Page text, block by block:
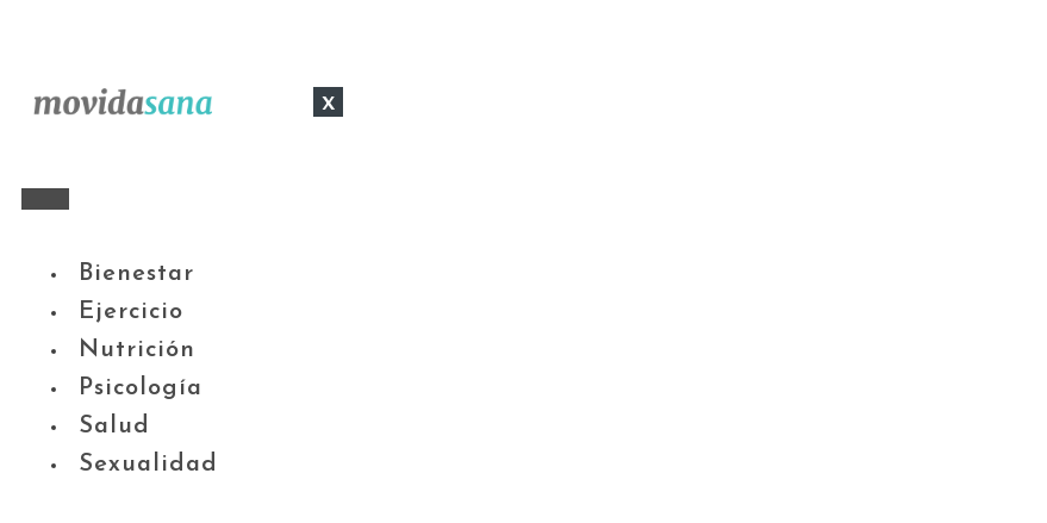
x
Bienestar
Ejercicio
Nutrición
Psicología
Salud
Sexualidad